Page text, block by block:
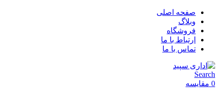
صفحه اصلی
وبلاگ
فروشگاه
ارتباط با ما
تماس با ما
Search
0 مقایسه